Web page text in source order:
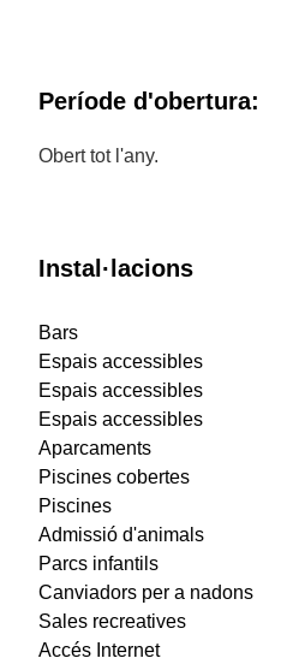
Període d'obertura:
Obert tot l'any.
Instal·lacions
Bars
Espais accessibles
Espais accessibles
Espais accessibles
Aparcaments
Piscines cobertes
Piscines
Admissió d'animals
Parcs infantils
Canviadors per a nadons
Sales recreatives
Accés Internet